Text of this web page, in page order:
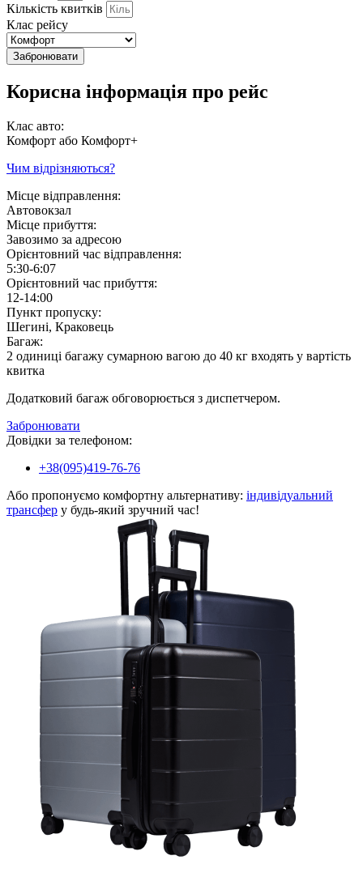
Кількість квитків
Клас рейсу
Забронювати
Корисна інформація про рейс
Клас авто:
Комфорт або Комфорт+
Чим відрізняються?
Місце відправлення:
Автовокзал
Місце прибуття:
Завозимо за адресою
Орієнтовний час відправлення:
5:30-6:07
Орієнтовний час прибуття:
12-14:00
Пункт пропуску:
Шегині, Краковець
Багаж:
2 одиниці багажу сумарною вагою до 40 кг входять у вартість
квитка
Додатковий багаж обговорюється з диспетчером.
Забронювати
Довідки за телефоном:
+38(095)419-76-76
Або пропонуємо комфортну альтернативу: індивідуальний
трансфер у будь-який зручний час!